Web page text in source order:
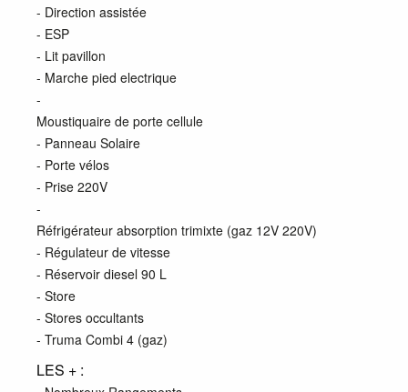
- Direction assistée
- ESP
- Lit pavillon
- Marche pied electrique
-
Moustiquaire de porte cellule
- Panneau Solaire
- Porte vélos
- Prise 220V
-
Réfrigérateur absorption trimixte (gaz 12V 220V)
- Régulateur de vitesse
- Réservoir diesel 90 L
- Store
- Stores occultants
- Truma Combi 4 (gaz)
LES + :